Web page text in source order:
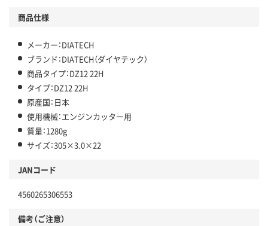
商品仕様
メーカー：DIATECH
ブランド：DIATECH（ダイヤテック）
商品タイプ：DZ12 22H
タイプ：DZ12 22H
原産国：日本
使用機械：エンジンカッター用
質量：1280g
サイズ：305×3.0×22
JANコード
4560265306553
備考（ご注意）